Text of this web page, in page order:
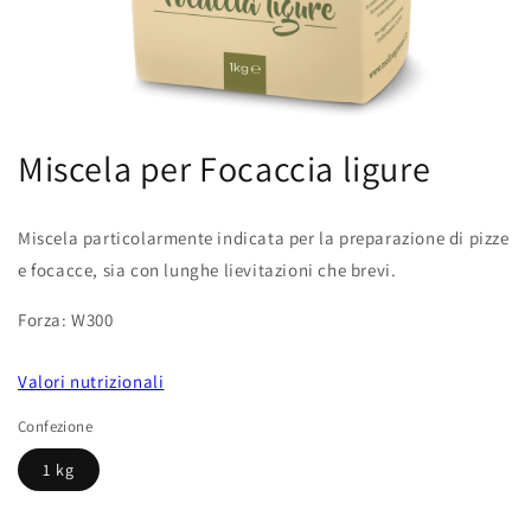
multimediali
1
modale
Miscela per Focaccia ligure
Miscela particolarmente indicata per la preparazione di pizze
e focacce, sia con lunghe lievitazioni che brevi.
Forza: W300
Valori nutrizionali
Confezione
1 kg